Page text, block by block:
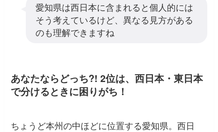
愛知県は西日本に含まれると個人的には
そう考えているけど、異なる見方がある
のも理解できますね
あなたならどっち?! 2位は、西日本・東日本
で分けるときに困りがち！
ちょうど本州の中ほどに位置する愛知県。西日